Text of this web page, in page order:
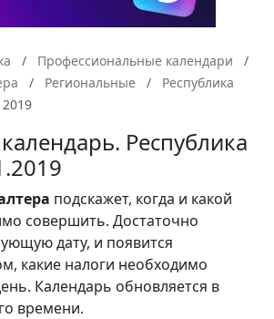
Профессиональные календари
Региональные
Республика
Республика
подскажет, когда и какой
совершить. Достаточно
дату, и появится
какие налоги необходимо
Календарь обновляется в
времени.